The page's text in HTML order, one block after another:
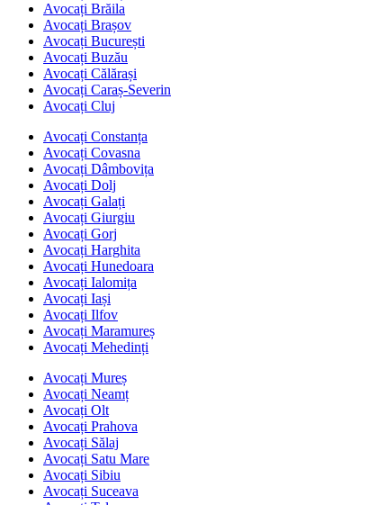
Avocați Brăila
Avocați Brașov
Avocați București
Avocați Buzău
Avocați Călărași
Avocați Caraș-Severin
Avocați Cluj
Avocați Constanța
Avocați Covasna
Avocați Dâmbovița
Avocați Dolj
Avocați Galați
Avocați Giurgiu
Avocați Gorj
Avocați Harghita
Avocați Hunedoara
Avocați Ialomița
Avocați Iași
Avocați Ilfov
Avocați Maramureș
Avocați Mehedinți
Avocați Mureș
Avocați Neamț
Avocați Olt
Avocați Prahova
Avocați Sălaj
Avocați Satu Mare
Avocați Sibiu
Avocați Suceava